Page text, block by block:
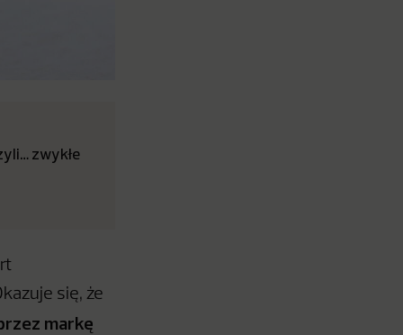
zwykłe
się, że
markę